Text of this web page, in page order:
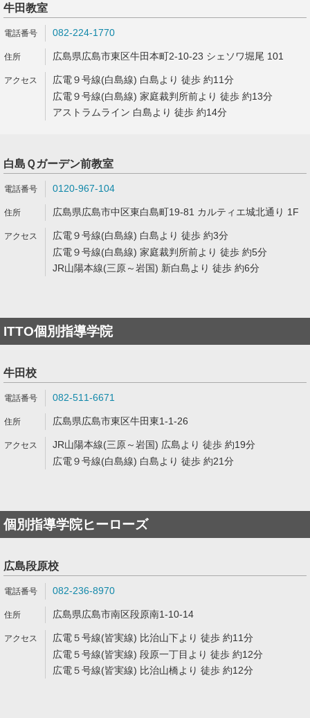
牛田教室
082-224-1770
広島県広島市東区牛田本町2-10-23 シェソワ堀尾 101
広電９号線(白島線) 白島より 徒歩 約11分
広電９号線(白島線) 家庭裁判所前より 徒歩 約13分
アストラムライン 白島より 徒歩 約14分
白島Ｑガーデン前教室
0120-967-104
広島県広島市中区東白島町19-81 カルティエ城北通り 1F
広電９号線(白島線) 白島より 徒歩 約3分
広電９号線(白島線) 家庭裁判所前より 徒歩 約5分
JR山陽本線(三原～岩国) 新白島より 徒歩 約6分
ITTO個別指導学院
牛田校
082-511-6671
広島県広島市東区牛田東1-1-26
JR山陽本線(三原～岩国) 広島より 徒歩 約19分
広電９号線(白島線) 白島より 徒歩 約21分
個別指導学院ヒーローズ
広島段原校
082-236-8970
広島県広島市南区段原南1-10-14
広電５号線(皆実線) 比治山下より 徒歩 約11分
広電５号線(皆実線) 段原一丁目より 徒歩 約12分
広電５号線(皆実線) 比治山橋より 徒歩 約12分